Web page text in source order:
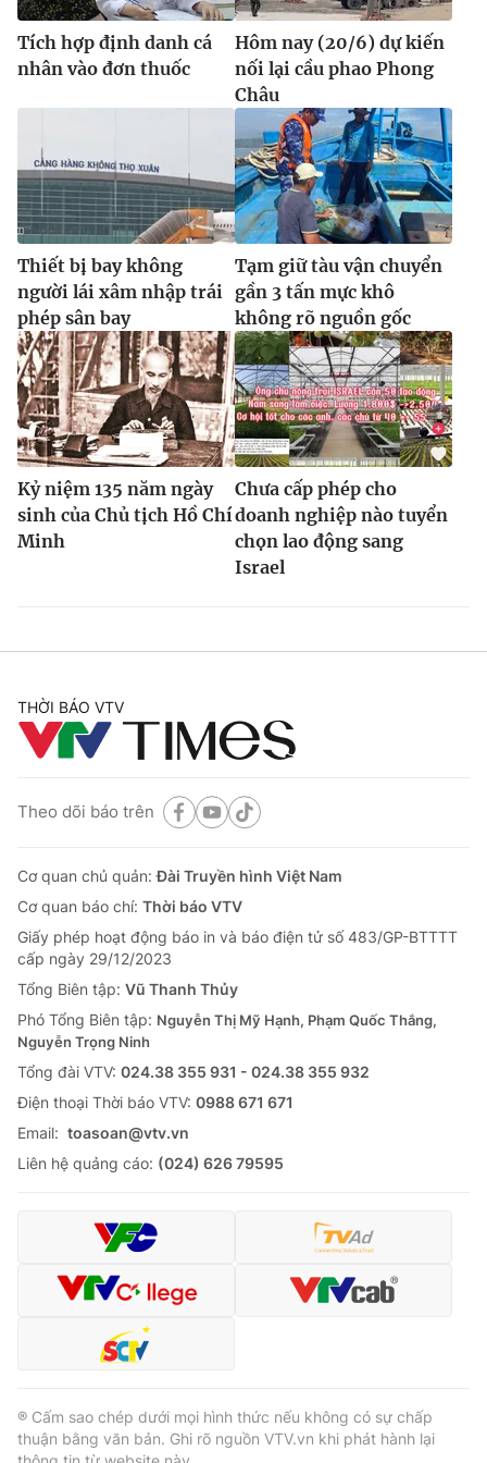
Tích hợp định danh cá
nhân vào đơn thuốc
Hôm nay (20/6) dự kiến
nối lại cầu phao Phong
Châu
Thiết bị bay không
người lái xâm nhập trái
phép sân bay
Tạm giữ tàu vận chuyển
gần 3 tấn mực khô
không rõ nguồn gốc
Kỷ niệm 135 năm ngày
sinh của Chủ tịch Hồ Chí
Minh
Chưa cấp phép cho
doanh nghiệp nào tuyển
chọn lao động sang
Israel
THỜI BÁO VTV
Theo dõi báo trên
Cơ quan chủ quản:Đài Truyền hình Việt Nam
Cơ quan báo chí: Thời báo VTV
Giấy phép hoạt động báo in và báo điện tử số 483/GP-BTTTT
cấp ngày 29/12/2023
Tổng Biên tập: Vũ Thanh Thủy
Phó Tổng Biên tập: Nguyễn Thị Mỹ Hạnh, Phạm Quốc Thắng,
Nguyễn Trọng Ninh
Tổng đài VTV: 024.38 355 931 - 024.38 355 932
Ðiện thoại Thời báo VTV: 0988 671 671
Email: toasoan@vtv.vn
Liên hệ quảng cáo: (024) 626 79595
® Cấm sao chép dưới mọi hình thức nếu không có sự chấp
thuận bằng văn bản. Ghi rõ nguồn VTV.vn khi phát hành lại